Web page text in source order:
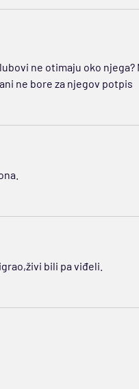
ne otimaju oko
ne bore za njegov potpis
bili pa viđeli.